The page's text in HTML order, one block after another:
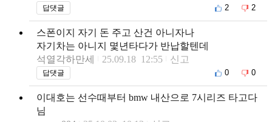
답댓글 2 2
스폰이지 자기 돈 주고 산건 아니자나
자기차는 아니지 몇년타다가 반납할텐데
석열각하만세
25.09.18 12:55 신고
답댓글 0 0
이대호는 선수때부터 bmw 내산으로 7시리즈 타고다
님